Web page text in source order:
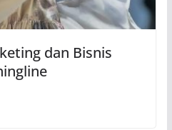
dan Bisnis